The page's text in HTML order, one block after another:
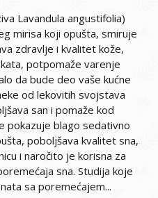
Lavandula angustifolia)
mirisa koji opušta, smiruje
zdravlje i kvalitet kože,
potpomaže varenje
da bude deo vaše kućne
od lekovitih svojstava
san i pomaže kod
pokazuje blago sedativno
poboljšava kvalitet sna,
i naročito je korisna za
sna. Studija koje
sa poremećajem...